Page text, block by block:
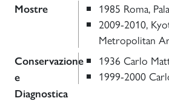
Mostre
1985 Roma,
2009-2010,
Metropolitan
Conservazione
e
Diagnostica
1936 Carlo
1999-2000